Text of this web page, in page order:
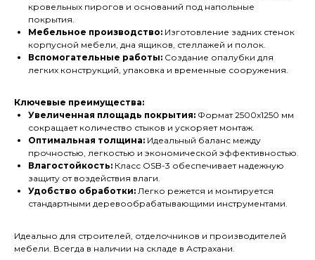
кровельных пирогов и оснований под напольные
покрытия.
Мебельное производство: Изготовление задних стенок
корпусной мебели, дна ящиков, стеллажей и полок.
Вспомогательные работы: Создание опалубки для
легких конструкций, упаковка и временные сооружения.
Ключевые преимущества:
Увеличенная площадь покрытия: Формат 2500x1250 мм
сокращает количество стыков и ускоряет монтаж.
Оптимальная толщина: Идеальный баланс между
прочностью, легкостью и экономической эффективностью.
Влагостойкость: Класс OSB-3 обеспечивает надежную
защиту от воздействия влаги.
Удобство обработки: Легко режется и монтируется
стандартными деревообрабатывающими инструментами.
Идеально для строителей, отделочников и производителей
мебели. Всегда в наличии на складе в Астрахани.